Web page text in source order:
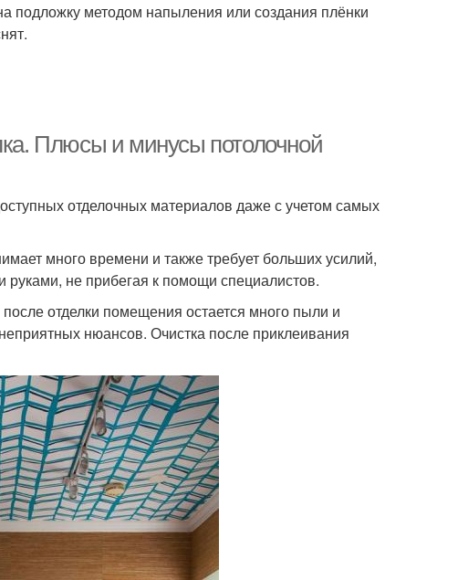
подложку методом напыления или создания плёнки
Плюсы и минусы потолочной
отделочных материалов даже с учетом самых
много времени и также требует больших усилий,
руками, не прибегая к помощи специалистов.
отделки помещения остается много пыли и
нюансов. Очистка после приклеивания